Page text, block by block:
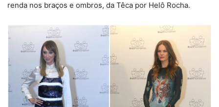
renda nos braços e ombros, da Têca por Helô Rocha.